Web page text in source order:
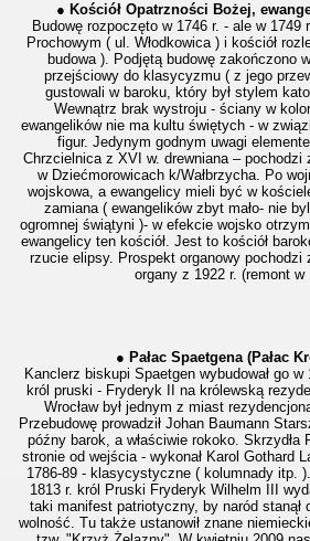
● Kościół Opatrzności Bożej,
Budowę rozpoczęto w 1746 r. - ale w 1749
Prochowym ( ul. Włodkowica ) i kościół
budowa ). Podjętą budowę zakończono
przejściowy do klasycyzmu ( z jego
gustowali w baroku, który był stylem
Wewnątrz brak wystroju - ściany w
ewangelików nie ma kultu świętych - w
figur. Jedynym godnym uwagi
Chrzcielnica z XVI w. drewniana – pochodzi
w Dziećmorowicach k/Wałbrzycha. Po
wojskowa, a ewangelicy mieli być w
zamiana ( ewangelików zbyt mało- nie
ogromnej świątyni )- w efekcie wojsko
ewangelicy ten kościół. Jest to kościół
rzucie elipsy. Prospekt organowy pochodzi
organy z 1922 r. (remont w
● Pałac Spaetgena (Pałac
Kanclerz biskupi Spaetgen wybudował go w
król pruski - Fryderyk II na królewską
Wrocław był jednym z miast
Przebudowę prowadził Johan Baumann
późny barok, a właściwie rokoko. Skrzydła
stronie od wejścia - wykonał Karol Gothard
1786-89 - klasycystyczne ( kolumnady itp.
1813 r. król Pruski Fryderyk Wilhelm III
taki manifest patriotyczny, by naród stanął
wolność. Tu także ustanowił znane